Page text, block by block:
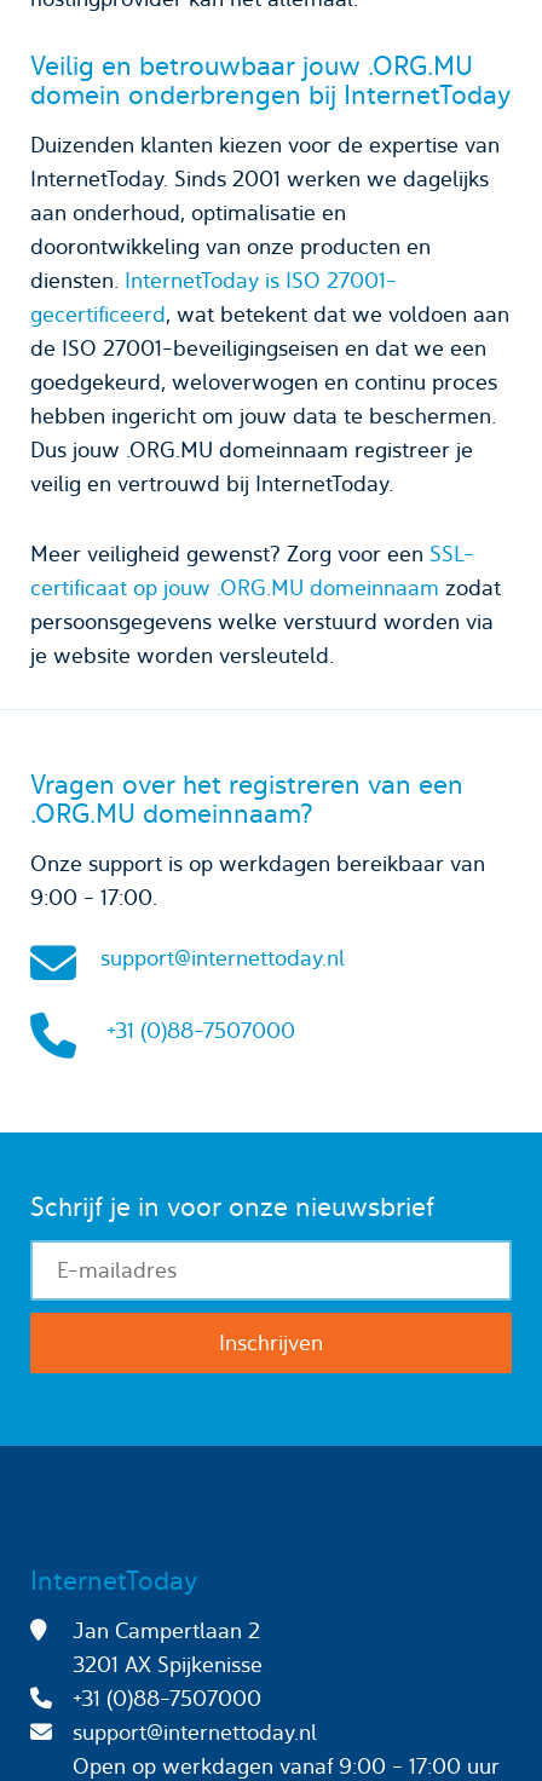
Veilig en betrouwbaar jouw .ORG.MU
domein onderbrengen bij InternetToday
Duizenden klanten kiezen voor de expertise van
InternetToday. Sinds 2001 werken we dagelijks
aan onderhoud, optimalisatie en
doorontwikkeling van onze producten en
diensten. InternetToday is ISO 27001-
gecertificeerd, wat betekent dat we voldoen aan
de ISO 27001-beveiligingseisen en dat we een
goedgekeurd, weloverwogen en continu proces
hebben ingericht om jouw data te beschermen.
Dus jouw .ORG.MU domeinnaam registreer je
veilig en vertrouwd bij InternetToday.
Meer veiligheid gewenst? Zorg voor een SSL-
certificaat op jouw .ORG.MU domeinnaam zodat
persoonsgegevens welke verstuurd worden via
je website worden versleuteld.
Vragen over het registreren van een
.ORG.MU domeinnaam?
Onze support is op werkdagen bereikbaar van
9:00 - 17:00.
support@internettoday.nl
+31 (0)88-7507000
Schrijf je in voor onze nieuwsbrief
InternetToday
Jan Campertlaan 2
3201 AX Spijkenisse
+31 (0)88-7507000
support@internettoday.nl
Open op werkdagen
vanaf 9:00 - 17:00 uur